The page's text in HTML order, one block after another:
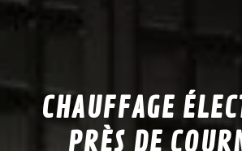
CHAUFFAGE
PRÈS DE